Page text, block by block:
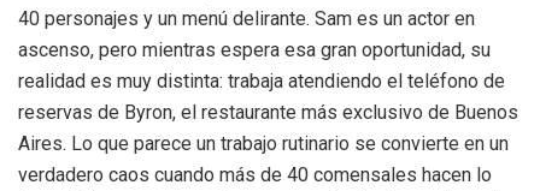
40 personajes y un menú delirante. Sam es un actor en
ascenso, pero mientras espera esa gran oportunidad, su
realidad es muy distinta: trabaja atendiendo el teléfono de
reservas de Byron, el restaurante más exclusivo de Buenos
Aires. Lo que parece un trabajo rutinario se convierte en un
verdadero caos cuando más de 40 comensales hacen lo